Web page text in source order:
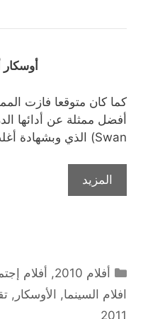
كما كان متوقعا فازت
Swan) الذي وبشهادة أغلب النقاد كان أحد
المزيد
التصنيفات
أفلام 2010 , أفلام
افلام السينما, الأوسكار ,
2011